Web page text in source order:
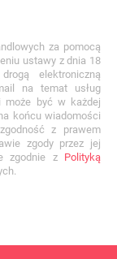
za pomocą
ustawy z dnia 18
elektroniczną
na temat usług
może być w każdej
końcu wiadomości
z prawem
zgody przez jej
zgodnie z Polityką